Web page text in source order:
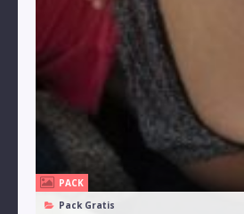
PACK
Pack Gratis